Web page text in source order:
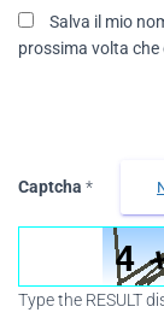
Salva il mio
prossima volta
Captcha *
Type the RESULT